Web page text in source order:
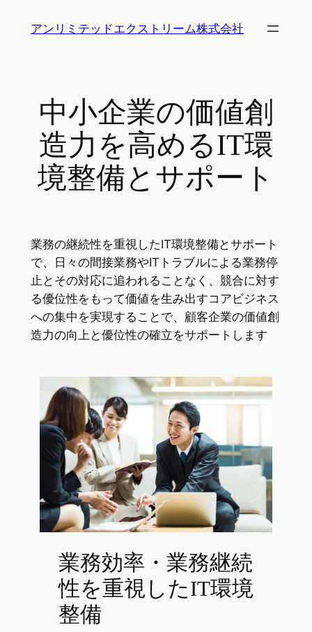
アンリミテッドエクストリーム株式会社
中小企業の価値創
造力を高めるIT環
境整備とサポート
業務の継続性を重視したIT環境整備とサポート
で、日々の間接業務やITトラブルによる業務停
止とその対応に追われることなく、競合に対す
る優位性をもって価値を生み出すコアビジネス
への集中を実現することで、顧客企業の価値創
造力の向上と優位性の確立をサポートします
業務効率・業務継続
性を重視したIT環境
整備